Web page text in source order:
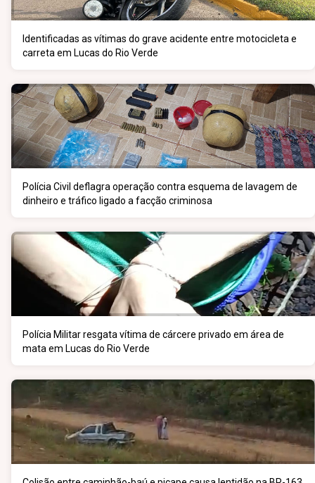
Identificadas as vítimas do grave acidente entre motocicleta e
carreta em Lucas do Rio Verde
Polícia Civil deflagra operação contra esquema de lavagem de
dinheiro e tráfico ligado a facção criminosa
Polícia Militar resgata vítima de cárcere privado em área de
mata em Lucas do Rio Verde